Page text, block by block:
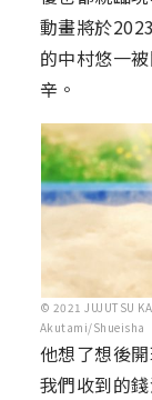
動畫將於
的中村悠一
辛。
© 2021 JUJUTSU
Akutami/Shueisha
他想了想後
我們收到的